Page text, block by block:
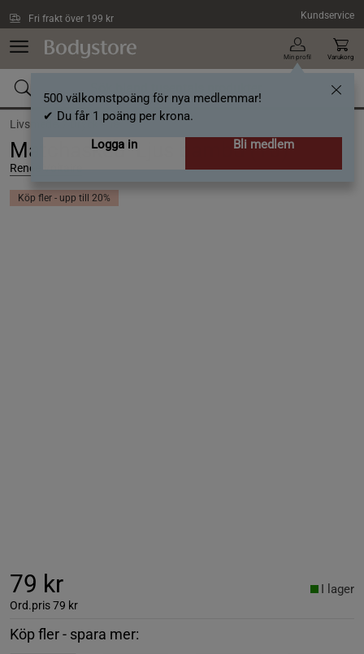
Fri frakt över 199 kr Kundservice
Min profil
500 välkomstpoäng för nya medlemmar!
✔ Du får 1 poäng per krona.
Logga in
Bli medlem
Varukorg
Livsmedel /Dryck /Te
Matchasked  Ljus bambu (10)
Renée Voltaire
Köp fler - upp till 20%
79 kr
Ord.pris79 kr
I lager
Köp fler - spara mer: